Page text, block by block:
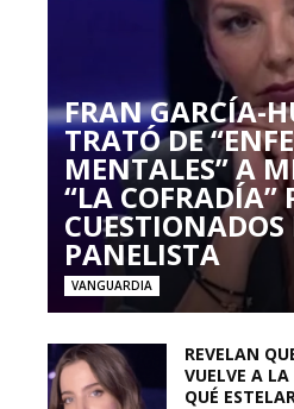
FRAN GARCÍA-
TRATÓ DE
MENTALES” A
“LA COFRADÍA”
CUESTIONADOS
PANELISTA
VANGUARDIA
REVELAN
VUELVE A
QUÉ